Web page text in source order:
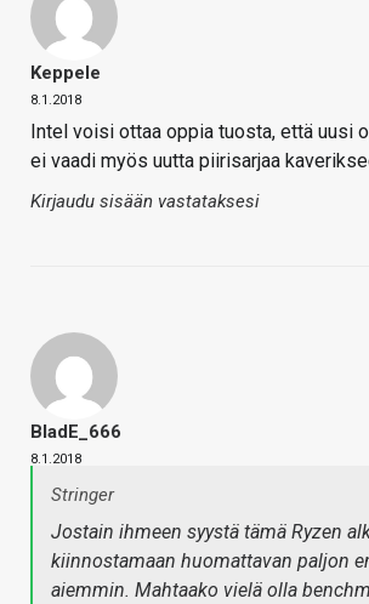
Keppele
8.1.2018
Intel voisi ottaa oppia tuosta, että uusi
ei vaadi myös uutta piirisarjaa
Kirjaudu sisään vastataksesi
BladE_666
8.1.2018
Stringer
Jostain ihmeen syystä tämä Ryzen
kiinnostamaan huomattavan paljon
aiemmin. Mahtaako vielä olla